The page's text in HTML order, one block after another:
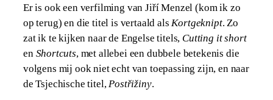
Er is ook een verfilming van Jiří Menzel (kom ik zo
op terug) en die titel is vertaald alsKortgeknipt. Zo
zat ik te kijken naar de Engelse titels, Cutting it short
en Shortcuts, met allebei een dubbele betekenis die
volgens mij ook niet echt van toepassing zijn, en naar
de Tsjechische titel,​​Postřižiny.